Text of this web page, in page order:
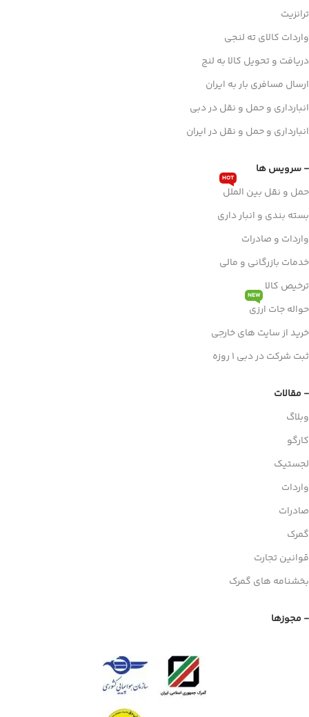
ترانزیت
واردات کالای ته لنجی
دریافت و تحویل کالا به لنج
ارسال مسافری بار به ایران
انبارداری و حمل و نقل در دبی
انبارداری و حمل و نقل در ایران
- سرویس ها
حمل و نقل بین الملل
HOT
بسته بندی و انبار داری
واردات و صادرات
خدمات بازرگانی و مالی
ترخیص کالا
حواله جات ارزی
NEW
خرید از سایت های خارجی
ثبت شرکت در دبی 1 روزه
- مقالات
وبلاگ
کارگو
لجستیک
واردات
صادرات
گمرک
قوانین تجارت
بخشنامه های گمرک
- مجوزها